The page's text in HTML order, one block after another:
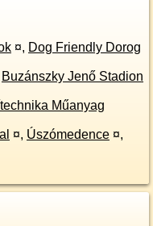
¤, Dog Friendly Dorog
Buzánszky Jenő Stadion
Műanyag
¤, Úszómedence ¤,